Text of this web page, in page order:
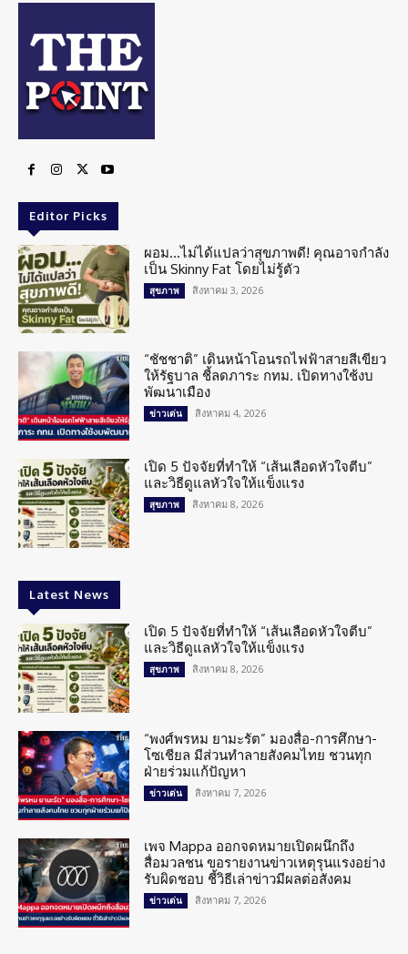
Editor Picks
ผอม…ไม่ได้แปลว่าสุขภาพดี! คุณอาจกำลัง
เป็น Skinny Fat โดยไม่รู้ตัว
สุขภาพ สิงหาคม 3, 2026
“ชัชชาติ” เดินหน้าโอนรถไฟฟ้าสายสีเขียว
ให้รัฐบาล ชี้ลดภาระ กทม. เปิดทางใช้งบ
พัฒนาเมือง
ข่าวเด่น สิงหาคม 4, 2026
เปิด 5 ปัจจัยที่ทำให้ “เส้นเลือดหัวใจตีบ”
และวิธีดูแลหัวใจให้แข็งแรง
สุขภาพ สิงหาคม 8, 2026
Latest News
เปิด 5 ปัจจัยที่ทำให้ “เส้นเลือดหัวใจตีบ”
และวิธีดูแลหัวใจให้แข็งแรง
สุขภาพ สิงหาคม 8, 2026
“พงศ์พรหม ยามะรัต” มองสื่อ-การศึกษา-
โซเชียล มีส่วนทำลายสังคมไทย ชวนทุก
ฝ่ายร่วมแก้ปัญหา
ข่าวเด่น สิงหาคม 7, 2026
เพจ Mappa ออกจดหมายเปิดผนึกถึง
สื่อมวลชน ขอรายงานข่าวเหตุรุนแรงอย่าง
รับผิดชอบ ชี้วิธีเล่าข่าวมีผลต่อสังคม
ข่าวเด่น สิงหาคม 7, 2026